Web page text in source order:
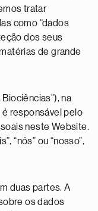
tratar
como “dados
dos seus
de grande
na
responsável pelo
neste Website.
“nós” ou “nosso”,
duas partes. A
os dados